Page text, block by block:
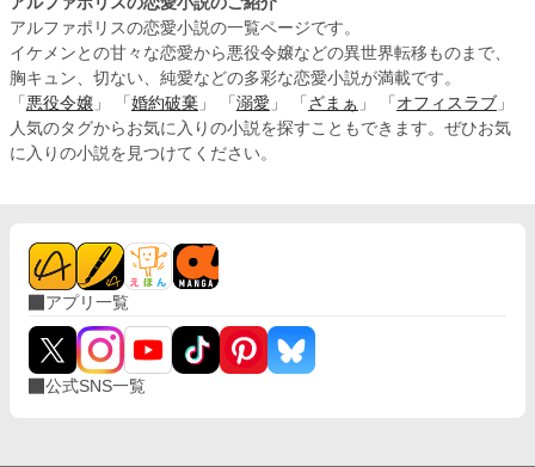
アルファポリスの恋愛小説の一覧ページです。
イケメンとの甘々な恋愛から悪役令嬢などの異世界転移ものまで、
胸キュン、切ない、純愛などの多彩な恋愛小説が満載です。
「 悪役令嬢 」 「 婚約破棄 」 「 溺愛 」 「 ざまぁ 」 「 オフィスラブ 」
人気のタグからお気に入りの小説を探すこともできます。ぜひお気
に入りの小説を見つけてください。
アプリ一覧
公式SNS一覧